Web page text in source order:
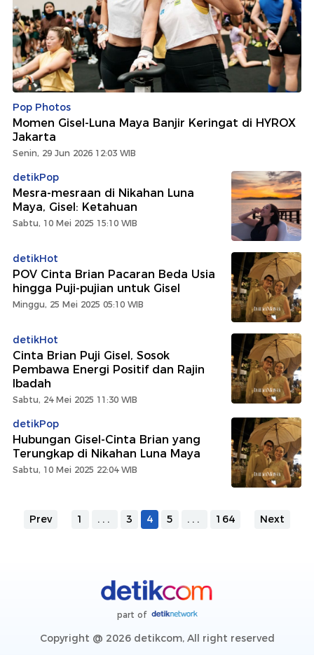
Pop Photos
Momen Gisel-Luna Maya Banjir Keringat di HYROX
Jakarta
Senin, 29 Jun 2026 12:03 WIB
detikPop
Mesra-mesraan di Nikahan Luna
Maya, Gisel: Ketahuan
Sabtu, 10 Mei 2025 15:10 WIB
detikHot
POV Cinta Brian Pacaran Beda Usia
hingga Puji-pujian untuk Gisel
Minggu, 25 Mei 2025 05:10 WIB
detikHot
Cinta Brian Puji Gisel, Sosok
Pembawa Energi Positif dan Rajin
Ibadah
Sabtu, 24 Mei 2025 11:30 WIB
detikPop
Hubungan Gisel-Cinta Brian yang
Terungkap di Nikahan Luna Maya
Sabtu, 10 Mei 2025 22:04 WIB
Prev 1 ... 3 4 5 ... 164 Next
part of
Copyright @ 2026 detikcom, All right reserved